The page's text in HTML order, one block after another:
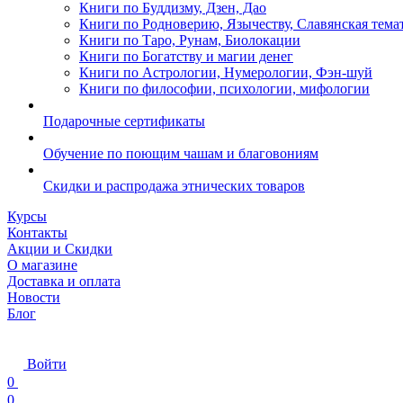
Книги по Буддизму, Дзен, Дао
Книги по Родноверию, Язычеству, Славянская
Книги по Таро, Рунам, Биолокации
Книги по Богатству и магии денег
Книги по Астрологии, Нумерологии, Фэн-шуй
Книги по философии, психологии, мифологии
Подарочные сертификаты
Обучение по поющим чашам и благовониям
Скидки и распродажа этнических товаров
Курсы
Контакты
Акции и Скидки
О магазине
Доставка и оплата
Новости
Блог
Войти
0
0